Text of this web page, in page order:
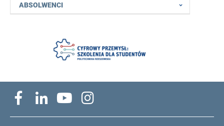
ABSOLWENCI